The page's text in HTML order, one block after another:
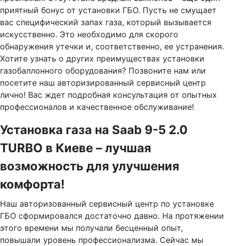
приятный бонус от установки ГБО. Пусть не смущает
вас специфический запах газа, который вызывается
искусственно. Это необходимо для скорого
обнаружения утечки и, соответственно, ее устранения.
Хотите узнать о других преимуществах установки
газобаллонного оборудования? Позвоните нам или
посетите наш авторизированный сервисный центр
лично! Вас ждет подробная консультация от опытных
профессионалов и качественное обслуживание!
Установка газа на Saab 9-5 2.0
TURBO в Киеве – лучшая
возможность для улучшения
комфорта!
Наш авторизованный сервисный центр по установке
ГБО сформировался достаточно давно. На протяжении
этого времени мы получали бесценный опыт,
повышали уровень профессионализма. Сейчас мы